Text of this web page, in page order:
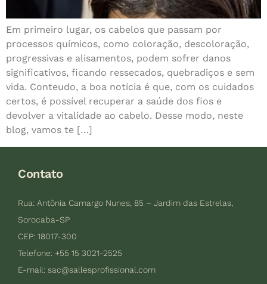
Em primeiro lugar, os cabelos que passam por
processos químicos, como coloração, descoloração,
progressivas e alisamentos, podem sofrer danos
significativos, ficando ressecados, quebradiços e sem
vida. Conteudo, a boa notícia é que, com os cuidados
certos, é possível recuperar a saúde dos fios e
devolver a vitalidade ao cabelo. Desse modo, neste
blog, vamos te […]
Contato
Rua: Antônia Camargo Nunes, 85 – Jardim das Estrelas,
Sorocaba-SP
CEP: 18017-300
Telefone: +55 15 3021-2525
E-mail: sac@sallesprofissional.com